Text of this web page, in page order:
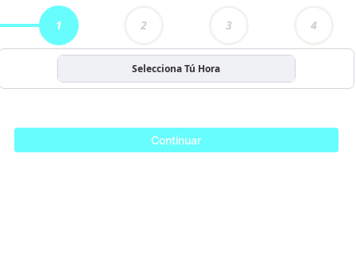
1 2 3 4
Selecciona Tú Hora
Continuar